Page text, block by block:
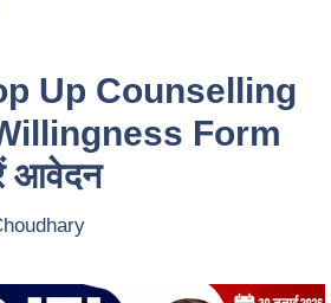
Up Counselling
Form
आवेदन